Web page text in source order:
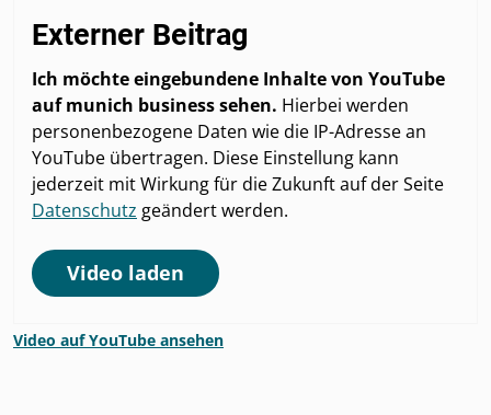
Externer Beitrag
Ich möchte eingebundene Inhalte von YouTube
auf munich business sehen. Hierbei werden
personenbezogene Daten wie die IP-Adresse an
YouTube übertragen. Diese Einstellung kann
jederzeit mit Wirkung für die Zukunft auf der Seite
Datenschutz geändert werden.
Video laden
Video auf YouTube ansehen